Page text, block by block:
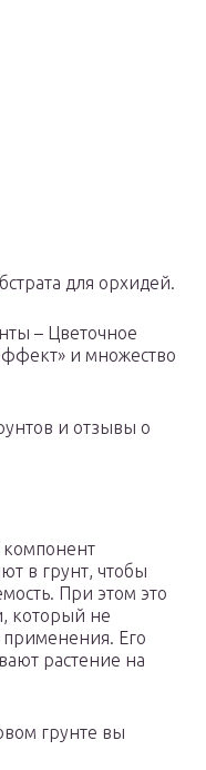
для орхидей.
– Цветочное
и множество
и отзывы о
компонент
в грунт, чтобы
При этом это
который не
применения. Его
растение на
грунте вы